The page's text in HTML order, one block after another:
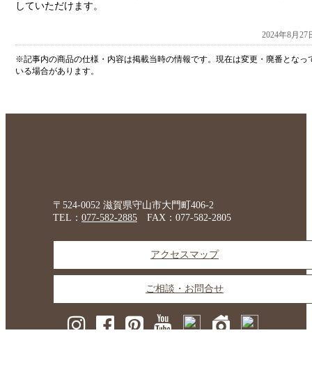
していただけます。
2024年8月27
※記事内の商品の仕様・内容は掲載当時の情報です。現在は変更・廃番となっ
いる場合があります。
〒524-0052 滋賀県守山市大門町406-2
TEL： 077-582-2885 FAX：077-582-2805
アクセスマップ
ご相談・お問合せ